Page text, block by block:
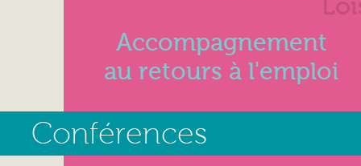
Juin 2025
Accompagnement
au retours à l'emploi
Conférences